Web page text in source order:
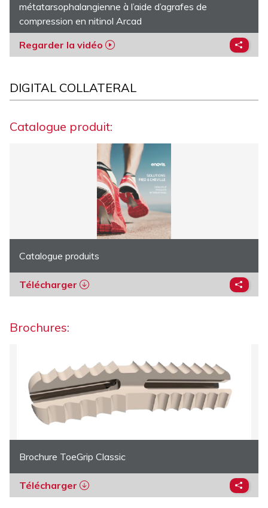
métatarsophalangienne à l’aide d’agrafes de
compression en nitinol Arcad
Regarder la vidéo
DIGITAL COLLATERAL
Catalogue produit:
Catalogue produits
Télécharger
Brochures:
Brochure ToeGrip Classic
Télécharger